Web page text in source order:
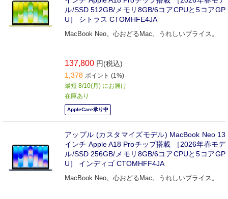
ル/SSD 512GB/メモリ8GB/6コアCPUと5コアGP
U］ シトラス CTOMHFE4JA
MacBook Neo。心おどるMac。うれしいプライス。
137,800 円(税込)
1,378 ポイント (1%)
最短 8/10(月) にお届け
在庫あり
AppleCare承り中
アップル (カスタマイズモデル) MacBook Neo 13
インチ Apple A18 Proチップ搭載 ［2026年春モデ
ル/SSD 256GB/メモリ8GB/6コアCPUと5コアGP
U］ インディゴ CTOMHFF4JA
MacBook Neo。心おどるMac。うれしいプライス。